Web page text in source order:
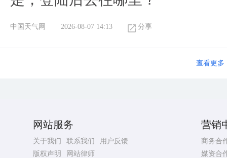
中国天气网 2026-08-07 14:13 分享
查看更多
网站服务
关于我们 联系我们
用户反馈
版权声明
网站律师
营销
商务合
媒资合